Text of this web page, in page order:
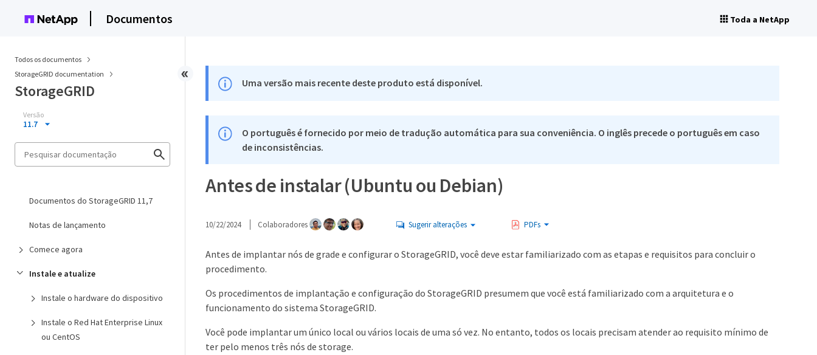
Documentos Toda a NetApp
Todos os documentos
StorageGRID documentation
StorageGRID
Versão
11.7
Documentos do StorageGRID 11,7
Notas de lançamento
Comece agora
Instale e atualize
Instale o hardware do dispositivo
Instale o Red Hat Enterprise Linux
ou CentOS
Uma versão mais recente deste produto está disponível.
O português é fornecido por meio de tradução automática para sua conveniência. O inglês precede o português em caso
de inconsistências.
Antes de instalar (Ubuntu ou Debian)
10/22/2024 Colaboradores Sugerir alterações PDFs
Antes de implantar nós de grade e configurar o StorageGRID, você deve estar familiarizado com as etapas e requisitos para concluir o
procedimento.
Os procedimentos de implantação e configuração do StorageGRID presumem que você está familiarizado com a arquitetura e o
funcionamento do sistema StorageGRID.
Você pode implantar um único local ou vários locais de uma só vez. No entanto, todos os locais precisam atender ao requisito mínimo de
ter pelo menos três nós de storage.